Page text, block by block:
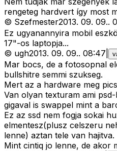
rengeteg hardvert így most
© Szefmester2013. 09. 09..
Ez ugyanannyira mobil
17"-os laptopja...
© ugh2013. 09. 09.. 08:47
Mar bocs, de a fotosopnal
bullshitre semmi szukseg.
Mert az a hardware meg
Van olyan texturam ami
gigaval is swappel mint a
Ez az ssd nem fogja sokai
elmentesz(plusz celszeru
lenne) aztan tele van hajitva.
Mint cintiq jo lenne, de akor